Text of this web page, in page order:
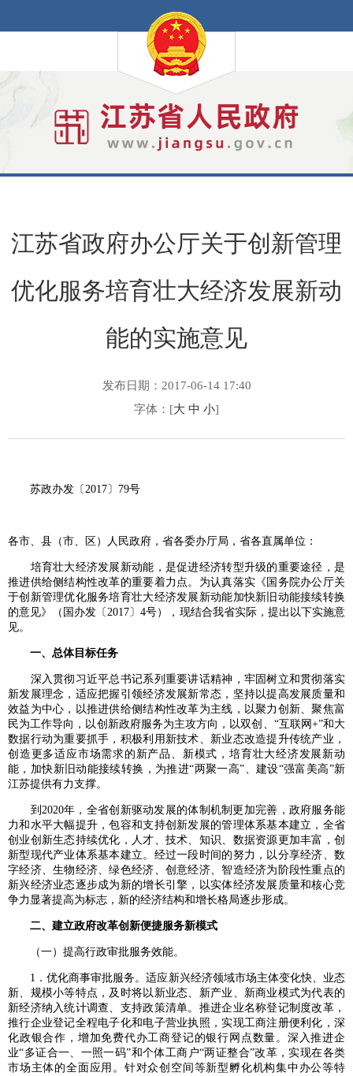
江苏省政府办公厅关于创新管理
优化服务培育壮大经济发展新动
能的实施意见
发布日期：2017-06-14 17:40
字体：[大 中 小]
苏政办发〔2017〕79号
各市、县（市、区）人民政府，省各委办厅局，省各直属单位：
培育壮大经济发展新动能，是促进经济转型升级的重要途径，是
推进供给侧结构性改革的重要着力点。为认真落实《国务院办公厅关
于创新管理优化服务培育壮大经济发展新动能加快新旧动能接续转换
的意见》（国办发〔2017〕4号），现结合我省实际，提出以下实施意
见。
一、总体目标任务
深入贯彻习近平总书记系列重要讲话精神，牢固树立和贯彻落实
新发展理念，适应把握引领经济发展新常态，坚持以提高发展质量和
效益为中心，以推进供给侧结构性改革为主线，以聚力创新、聚焦富
民为工作导向，以创新政府服务为主攻方向，以双创、“互联网+”和大
数据行动为重要抓手，积极利用新技术、新业态改造提升传统产业，
创造更多适应市场需求的新产品、新模式，培育壮大经济发展新动
能，加快新旧动能接续转换，为推进“两聚一高”、建设“强富美高”新
江苏提供有力支撑。
到2020年，全省创新驱动发展的体制机制更加完善，政府服务能
力和水平大幅提升，包容和支持创新发展的管理体系基本建立，全省
创业创新生态持续优化，人才、技术、知识、数据资源更加丰富，创
新型现代产业体系基本建立。经过一段时间的努力，以分享经济、数
字经济、生物经济、绿色经济、创意经济、智造经济为阶段性重点的
新兴经济业态逐步成为新的增长引擎，以实体经济发展质量和核心竞
争力显著提高为标志，新的经济结构和增长格局逐步形成。
二、建立政府改革创新便捷服务新模式
（一）提高行政审批服务效能。
1．优化商事审批服务。适应新兴经济领域市场主体变化快、业态
新、规模小等特点，及时将以新业态、新产业、新商业模式为代表的
新经济纳入统计调查、支持政策清单。推进企业名称登记制度改革，
推行企业登记全程电子化和电子营业执照，实现工商注册便利化，深
化政银合作，增加免费代办工商登记的银行网点数量。深入推进企
业“多证合一、一照一码”和个体工商户“两证整合”改革，实现在各类
市场主体的全面应用。针对众创空间等新型孵化机构集中办公等特